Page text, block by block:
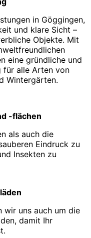
in Göggingen,
und klare Sicht –
Objekte. Mit
eine gründliche und
für alle Arten von
Wintergärten.
-flächen
als auch die
Eindruck zu
Insekten zu
wir uns auch um die
damit Ihr